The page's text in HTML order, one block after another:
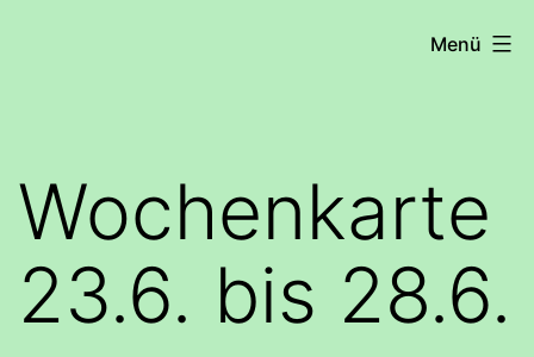
Menü
Wochenkarte
23.6. bis 28.6.